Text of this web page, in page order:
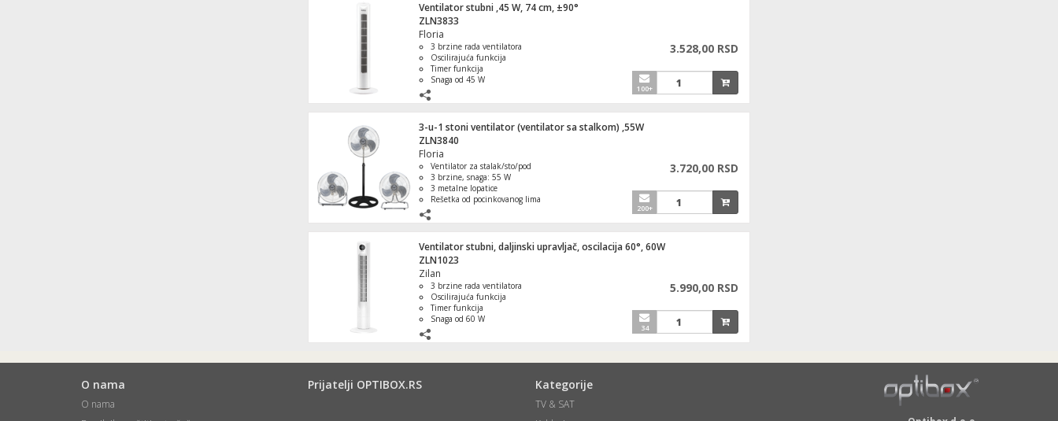
Ventilator stubni ,45 W, 74 cm, ±90°
ZLN3833
Floria
3 brzine rada ventilatora
Oscilirajuća funkcija
Timer funkcija
Snaga od 45 W
3.528,00 RSD
100+
3-u-1 stoni ventilator (ventilator sa stalkom) ,55W
ZLN3840
Floria
Ventilator za stalak/sto/pod
3 brzine, snaga: 55 W
3 metalne lopatice
Rešetka od pocinkovanog lima
3.720,00 RSD
200+
Ventilator stubni, daljinski upravljač, oscilacija 60°, 60W
ZLN1023
Zilan
3 brzine rada ventilatora
Oscilirajuća funkcija
Timer funkcija
Snaga od 60 W
5.990,00 RSD
34
O nama
O nama
Prijatelji OPTIBOX.RS Kategorije
TV & SAT